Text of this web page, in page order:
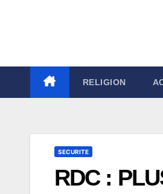
RELIGION
SECURITE
RDC :